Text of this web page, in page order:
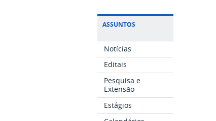
ASSUNTOS
Notícias
Editais
Pesquisa e
Extensão
Estágios